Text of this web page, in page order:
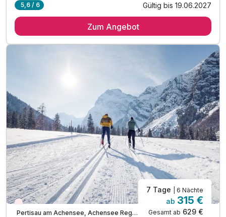
inkl. Achensee-Card ***
Tipp: Brötchenservice auf Bestellung
Tipp: Abenteuerpark Achensee
Tipp: Wanderung mit den Achensee Alpakas
Tipp: Atoll Achenensee - Freizeitzentrum
ACHTUNG: Endreinigung & OT nicht inkludiert**
ACHTUNG: Aufpreis 3te & 4te Person*
5,6 / 6 Gültig bis 19.06.2027
Zum Angebot
Wieder frei ab September
Pertisau am Achensee, Achensee Region
7 Tage | 6 Nächte
ab 315 €
Gesamt ab 629 €